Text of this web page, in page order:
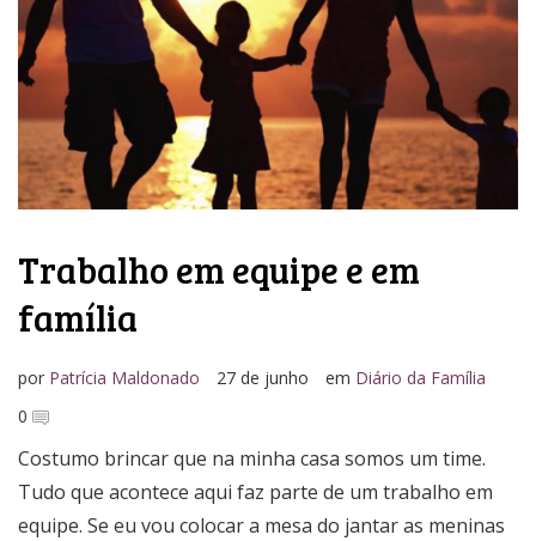
Media Kit
Trabalho em equipe e em
família
por Patrícia Maldonado 27 de junho em Diário da Família
0
Costumo brincar que na minha casa somos um time.
Tudo que acontece aqui faz parte de um trabalho em
equipe. Se eu vou colocar a mesa do jantar as meninas